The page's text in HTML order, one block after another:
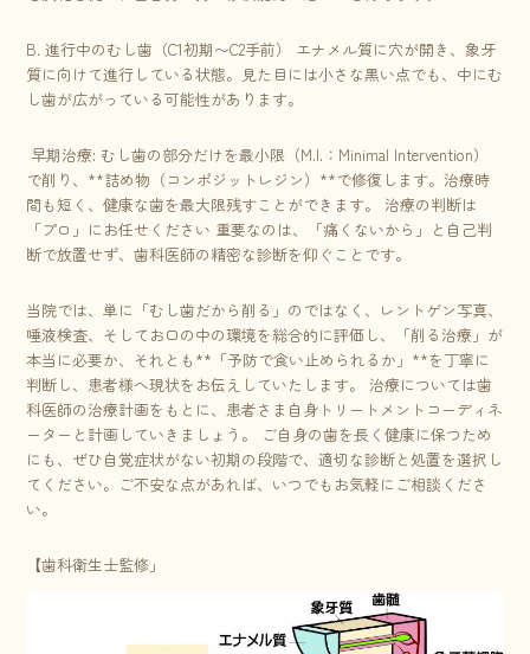
B. 進行中のむし歯（C1初期〜C2手前） エナメル質に穴が開き、象牙
質に向けて進行している状態。見た目には小さな黒い点でも、中にむ
し歯が広がっている可能性があります。
早期治療: むし歯の部分だけを最小限（M.I.：Minimal Intervention）
で削り、**詰め物（コンポジットレジン）**で修復します。治療時
間も短く、健康な歯を最大限残すことができます。 治療の判断は
「プロ」にお任せください 重要なのは、「痛くないから」と自己判
断で放置せず、歯科医師の精密な診断を仰ぐことです。
当院では、単に「むし歯だから削る」のではなく、レントゲン写真、
唾液検査、そしてお口の中の環境を総合的に評価し、「削る治療」が
本当に必要か、それとも**「予防で食い止められるか」**を丁寧に
判断し、患者様へ現状をお伝えしていたします。 治療については歯
科医師の治療計画をもとに、患者さま自身トリートメントコーディネ
ーターと計画していきましょう。 ご自身の歯を長く健康に保つため
にも、ぜひ自覚症状がない初期の段階で、適切な診断と処置を選択し
てください。ご不安な点があれば、いつでもお気軽にご相談くださ
い。
【歯科衛生士監修」